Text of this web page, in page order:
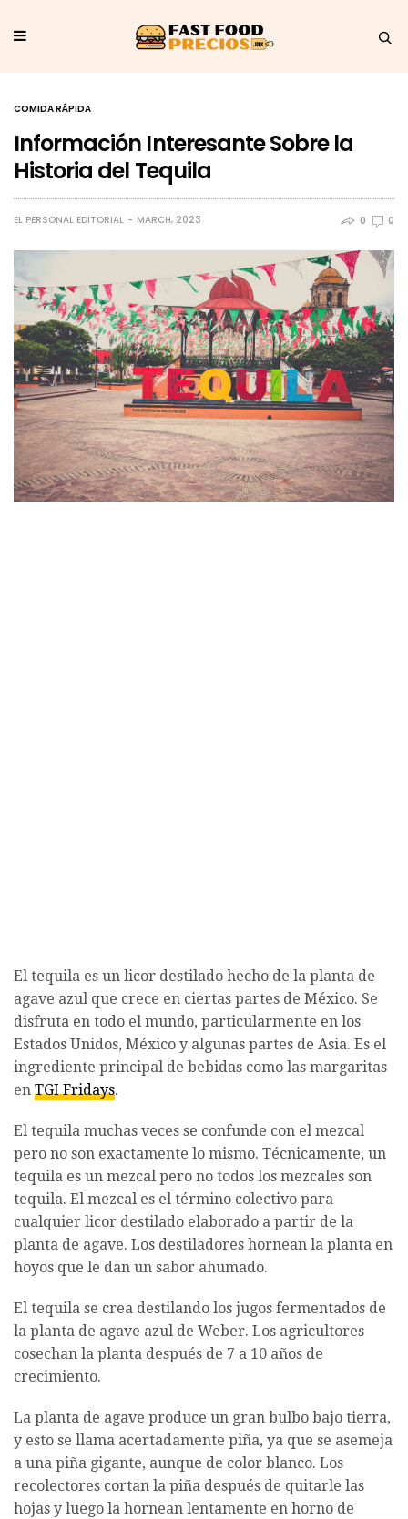
COMIDA RÁPIDA
Información Interesante Sobre la
Historia del Tequila
EL PERSONAL EDITORIAL MARCH, 2023 0 0
El tequila es un licor destilado hecho de la planta de
agave azul que crece en ciertas partes de México. Se
disfruta en todo el mundo, particularmente en los
Estados Unidos, México y algunas partes de Asia. Es el
ingrediente principal de bebidas como las margaritas
en TGI Fridays.
El tequila muchas veces se confunde con el mezcal
pero no son exactamente lo mismo. Técnicamente, un
tequila es un mezcal pero no todos los mezcales son
tequila. El mezcal es el término colectivo para
cualquier licor destilado elaborado a partir de la
planta de agave. Los destiladores hornean la planta en
hoyos que le dan un sabor ahumado.
El tequila se crea destilando los jugos fermentados de
la planta de agave azul de Weber. Los agricultores
cosechan la planta después de 7 a 10 años de
crecimiento.
La planta de agave produce un gran bulbo bajo tierra,
y esto se llama acertadamente piña, ya que se asemeja
a una piña gigante, aunque de color blanco. Los
recolectores cortan la piña después de quitarle las
hojas y luego la hornean lentamente en horno de